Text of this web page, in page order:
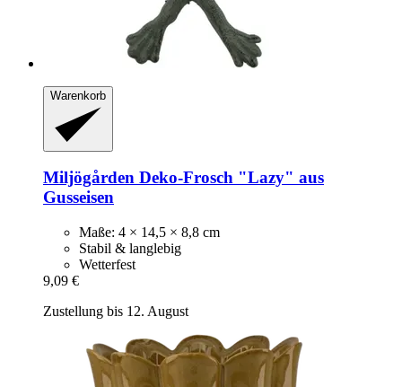
Warenkorb
Miljögården Deko-​Frosch "Lazy" aus
Gusseisen
Maße: 4 × 14,5 × 8,8 cm
Stabil & langlebig
Wetterfest
9,09 €
Zustellung bis 12. August